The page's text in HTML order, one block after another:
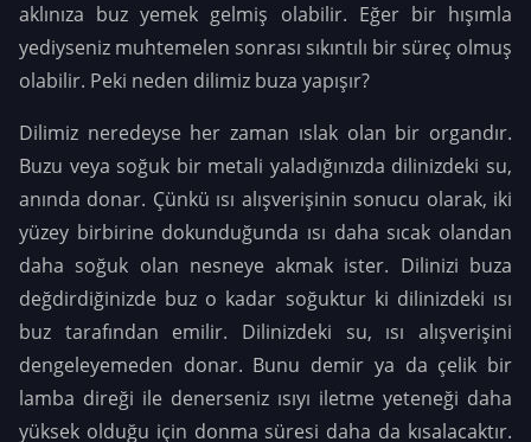
aklınıza buz yemek gelmiş olabilir. Eğer bir hışımla
yediyseniz muhtemelen sonrası sıkıntılı bir süreç olmuş
olabilir. Peki neden dilimiz buza yapışır?
Dilimiz neredeyse her zaman ıslak olan bir organdır.
Buzu veya soğuk bir metali yaladığınızda dilinizdeki su,
anında donar. Çünkü ısı alışverişinin sonucu olarak, iki
yüzey birbirine dokunduğunda ısı daha sıcak olandan
daha soğuk olan nesneye akmak ister. Dilinizi buza
değdirdiğinizde buz o kadar soğuktur ki dilinizdeki ısı
buz tarafından emilir. Dilinizdeki su, ısı alışverişini
dengeleyemeden donar. Bunu demir ya da çelik bir
lamba direği ile denerseniz ısıyı iletme yeteneği daha
yüksek olduğu için donma süresi daha da kısalacaktır.